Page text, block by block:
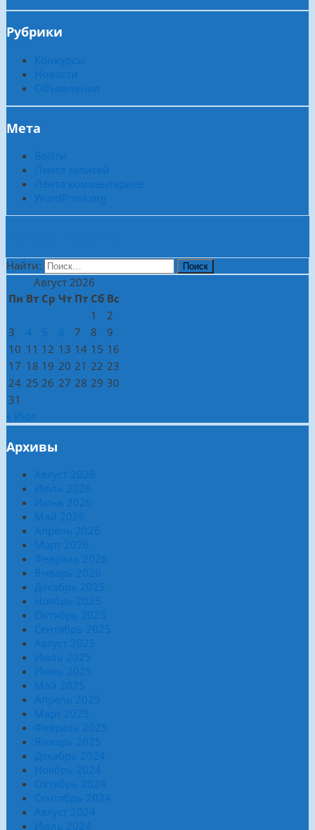
Рубрики
Конкурсы
Новости
Объявления
Мета
Войти
Лента записей
Лента комментариев
WordPress.org
Найти:
Август 2026
Пн Вт Ср Чт Пт Сб Вс
1
2
3
4 5 6 7 8
9
10 11 12 13 14 15 16
17 18 19 20 21 22 23
24 25 26 27 28 29 30
31
« Июл
Архивы
Август 2026
Июль 2026
Июнь 2026
Май 2026
Апрель 2026
Март 2026
Февраль 2026
Январь 2026
Декабрь 2025
Ноябрь 2025
Октябрь 2025
Сентябрь 2025
Август 2025
Июль 2025
Июнь 2025
Май 2025
Апрель 2025
Март 2025
Февраль 2025
Январь 2025
Декабрь 2024
Ноябрь 2024
Октябрь 2024
Сентябрь 2024
Август 2024
Июль 2024